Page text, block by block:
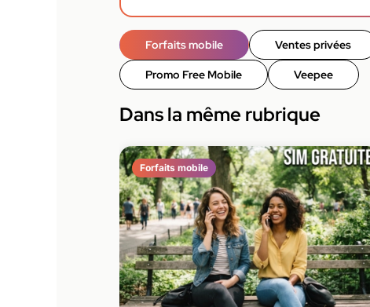
Forfaits mobile Ventes privées
Promo Free Mobile Veepee
Dans la même rubrique
Forfaits mobile